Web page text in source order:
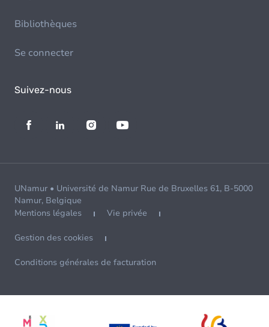
Bibliothèques
Se connecter
Suivez-nous
UNamur • Université de Namur Rue de Bruxelles 61, B-5000
Namur, Belgique
Mentions légales
Vie privée
Gestion des cookies
Conditions générales de facturation